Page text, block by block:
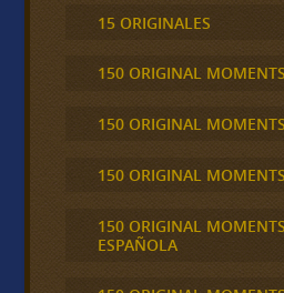
15 ORIGINALES
150 ORIGINAL MOMENTS
150 ORIGINAL
150 ORIGINAL
150 ORIGINAL
ESPAÑOLA